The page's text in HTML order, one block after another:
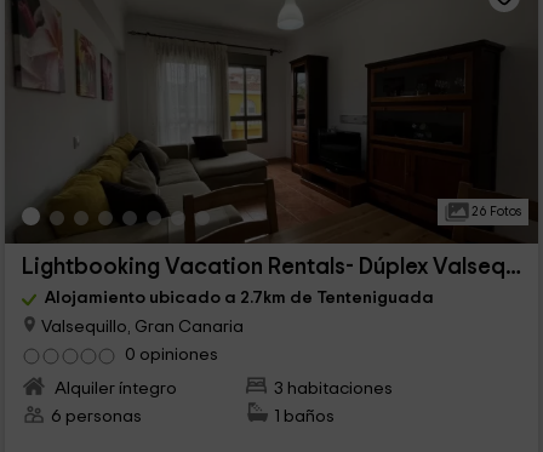
26 Fotos
Lightbooking Vacation Rentals- Dúplex Valsequillo
Alojamiento ubicado a 2.7km de Tenteniguada
Valsequillo, Gran Canaria
0 opiniones
Alquiler íntegro
3 habitaciones
6 personas
1 baños